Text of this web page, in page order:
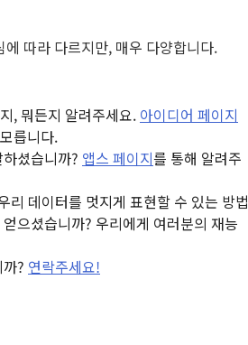
따라 다르지만, 매우 다양합니다.
, 뭐든지 알려주세요. 아이디어 페이지
릅니다.
셨습니까? 앱스 페이지를 통해 알려주
리 데이터를 멋지게 표현할 수 있는 방법
으셨습니까? 우리에게 여러분의 재능
? 연락주세요!